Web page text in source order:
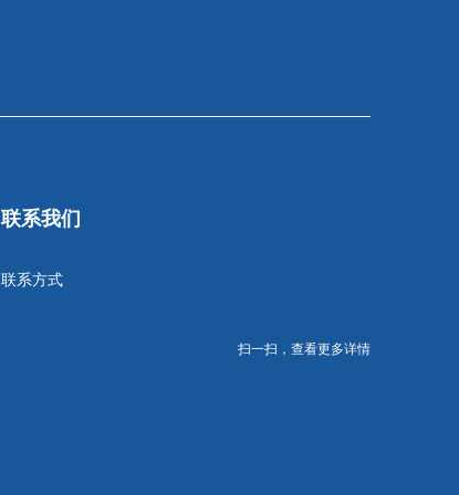
联系我们
联系方式
扫一扫，查看更多详情